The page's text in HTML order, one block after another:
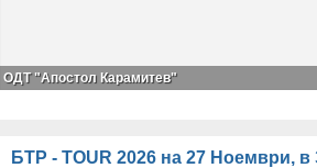
ОДТ "Апостол Карамитев"
БТР - TOUR 2026 на 27 Ноември,